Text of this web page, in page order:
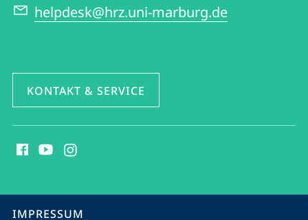
helpdesk@hrz.uni-marburg.de
KONTAKT & SERVICE
Media
Service-
IMPRESSUM